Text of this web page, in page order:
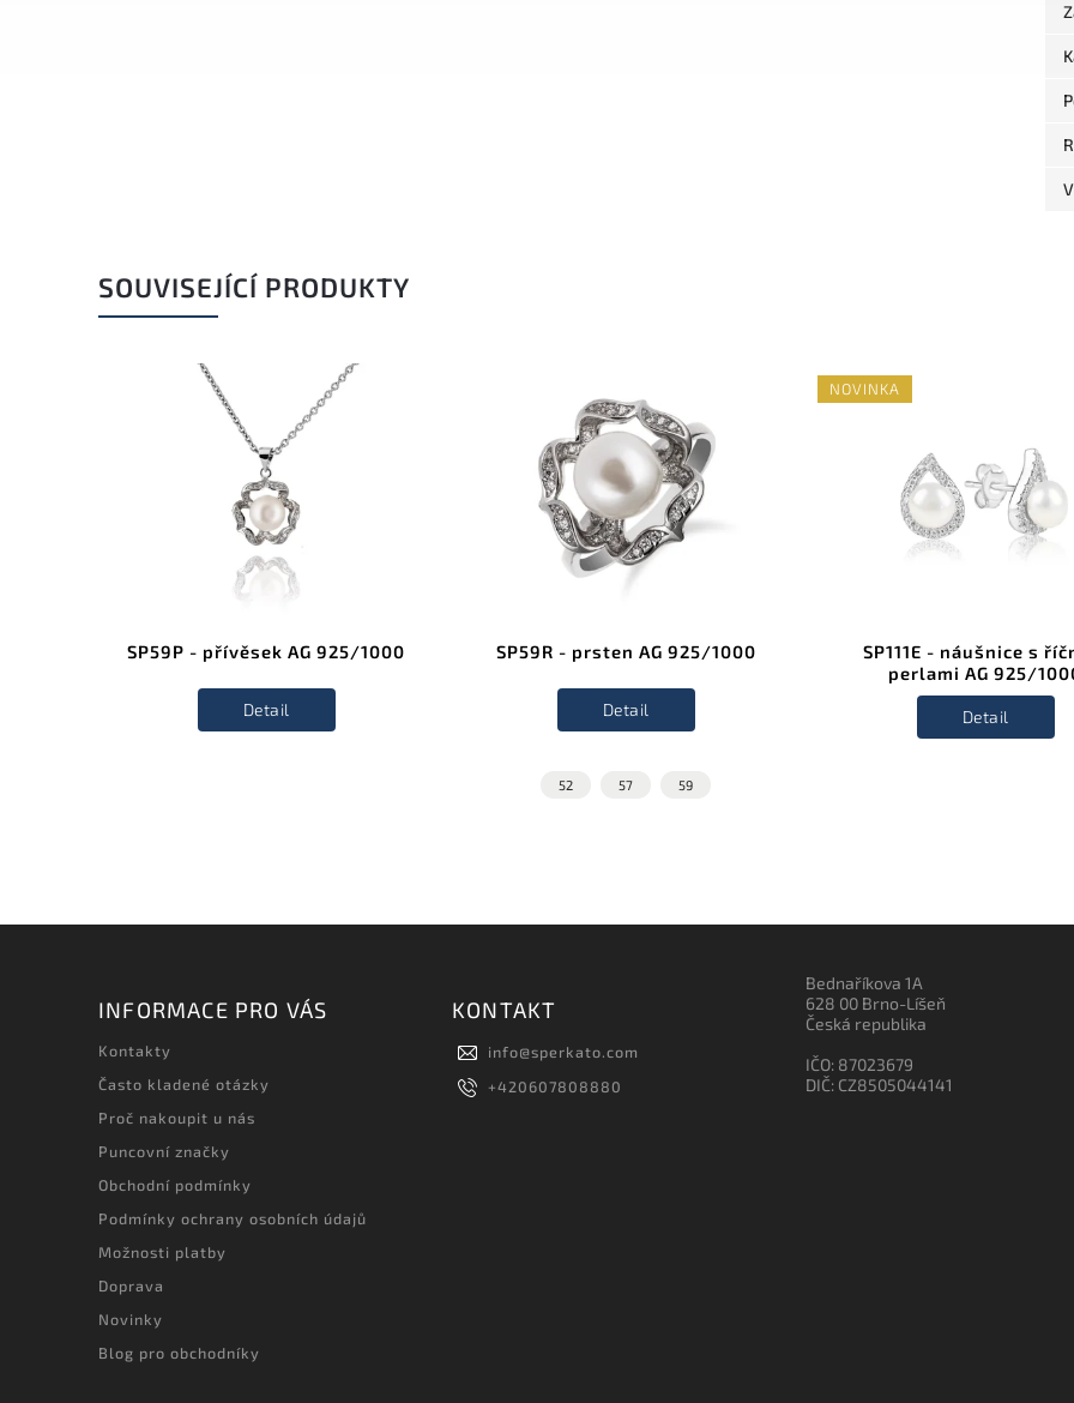
SOUVISEJÍCÍ PRODUKTY
SP59P - přívěsek AG 925/1000
Detail
SP59R - prsten AG 925/1000
Detail
52 57 59
NOVINKA
SP111E - náušnice s
perlami AG 925/
Detail
INFORMACE PRO VÁS
Kontakty
Často kladené otázky
Proč nakoupit u nás
Puncovní značky
Obchodní podmínky
Podmínky ochrany osobních údajů
Možnosti platby
Doprava
Novinky
Blog pro obchodníky
KONTAKT
info@sperkato.com
+420607808880
Bednaříkova 1A
628 00 Brno-Líšeň
Česká republika
IČO: 87023679
DIČ: CZ8505044141